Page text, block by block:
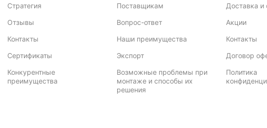
Стратегия
Отзывы
Контакты
Сертификаты
Конкурентные
преимущества
Поставщикам
Вопрос-ответ
Наши преимущества
Экспорт
Возможные проблемы при
монтаже и способы их
решения
Доставка и
Акции
Контакты
Договор
Политика